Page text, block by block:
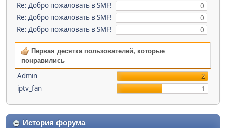
Re: Добро пожаловать в SMF!
0
Re: Добро пожаловать в SMF!
0
Re: Добро пожаловать в SMF!
0
Первая десятка пользователей, которые
понравились
Admin
2
iptv_fan
1
История форума